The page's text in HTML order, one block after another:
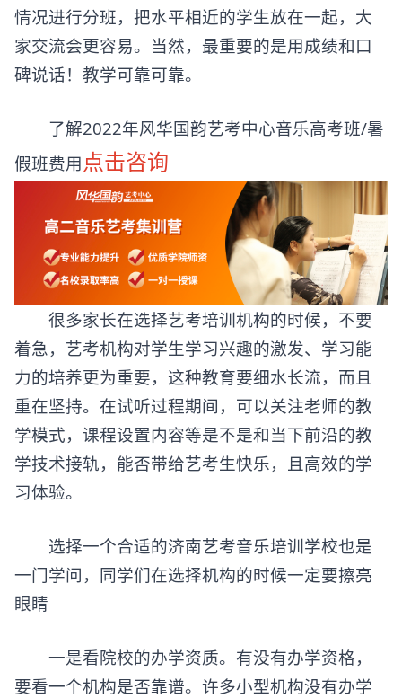
情况进行分班，把水平相近的学生放在一起，大
家交流会更容易。当然，最重要的是用成绩和口
碑说话！教学可靠可靠。
了解2022年风华国韵艺考中心音乐高考班/暑
假班费用点击咨询
很多家长在选择艺考培训机构的时候，不要
着急，艺考机构对学生学习兴趣的激发、学习能
力的培养更为重要，这种教育要细水长流，而且
重在坚持。在试听过程期间，可以关注老师的教
学模式，课程设置内容等是不是和当下前沿的教
学技术接轨，能否带给艺考生快乐，且高效的学
习体验。
选择一个合适的济南艺考音乐培训学校也是
一门学问，同学们在选择机构的时候一定要擦亮
眼睛
一是看院校的办学资质。有没有办学资格，
要看一个机构是否靠谱。许多小型机构没有办学